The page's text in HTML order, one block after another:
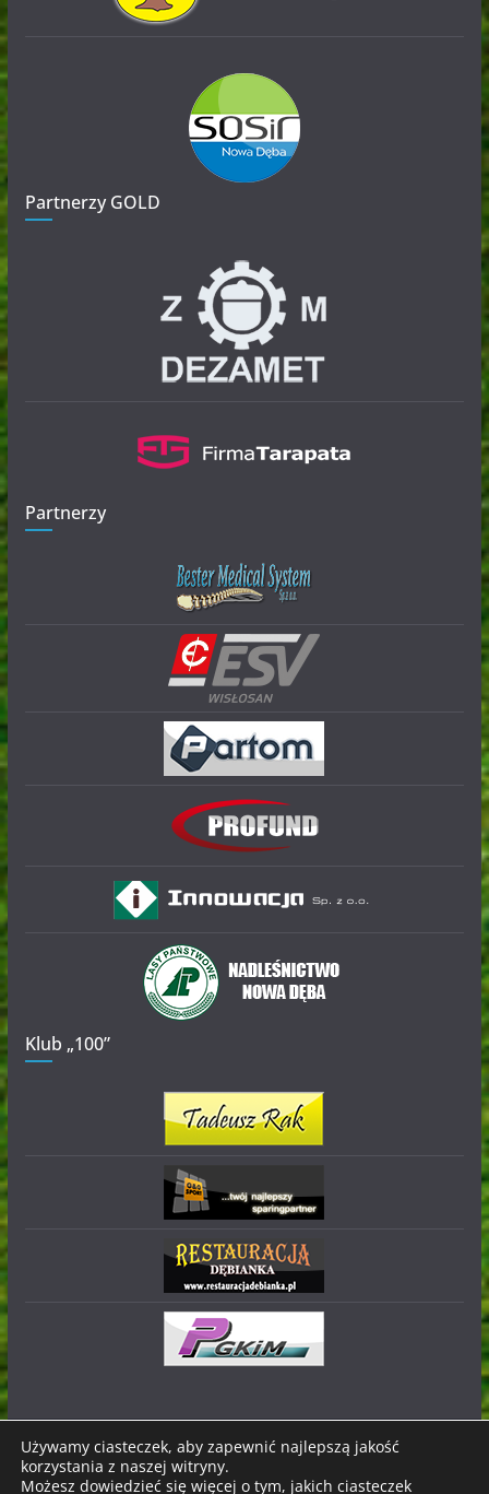
Partnerzy GOLD
Partnerzy
Klub „100”
Prawa autorskie © 2026Stal Nowa Dęba. Wszystkie prawa
Używamy ciasteczek, aby zapewnić najlepszą jakość
korzystania z naszej witryny.
Możesz dowiedzieć się więcej o tym, jakich ciasteczek